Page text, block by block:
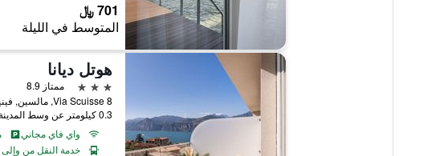
701 ﷼
المتوسط في الليلة
هوتل ديانا
3 نجوم
ممتاز 8.9
Via Scuisse 8, مالسين, فينيتو, إيطاليا
0.3 كيلومتر عن وسط المدينة
واي فاي مجاني
خدمة النقل من وإلى